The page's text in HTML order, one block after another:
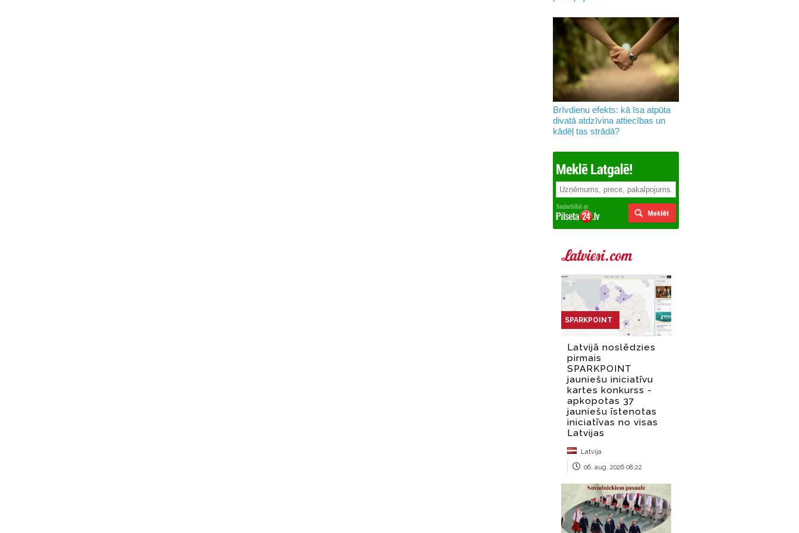
Brīvdienu efekts: kā īsa atpūta
divatā atdzīvina attiecības un
kādēļ tas strādā?